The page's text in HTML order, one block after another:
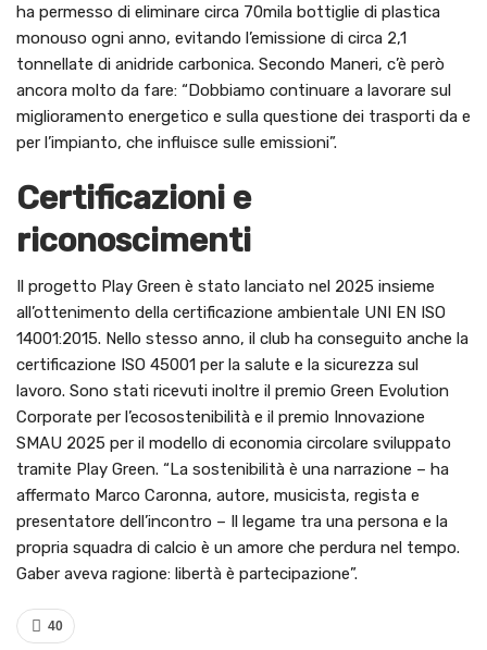
ha permesso di eliminare circa 70mila bottiglie di plastica
monouso ogni anno, evitando l’emissione di circa 2,1
tonnellate di anidride carbonica. Secondo Maneri, c’è però
ancora molto da fare: “Dobbiamo continuare a lavorare sul
miglioramento energetico e sulla questione dei trasporti da e
per l’impianto, che influisce sulle emissioni”.
Certificazioni e
riconoscimenti
Il progetto Play Green è stato lanciato nel 2025 insieme
all’ottenimento della certificazione ambientale UNI EN ISO
14001:2015. Nello stesso anno, il club ha conseguito anche la
certificazione ISO 45001 per la salute e la sicurezza sul
lavoro. Sono stati ricevuti inoltre il premio Green Evolution
Corporate per l’ecosostenibilità e il premio Innovazione
SMAU 2025 per il modello di economia circolare sviluppato
tramite Play Green. “La sostenibilità è una narrazione – ha
affermato Marco Caronna, autore, musicista, regista e
presentatore dell’incontro – Il legame tra una persona e la
propria squadra di calcio è un amore che perdura nel tempo.
Gaber aveva ragione: libertà è partecipazione”.
40